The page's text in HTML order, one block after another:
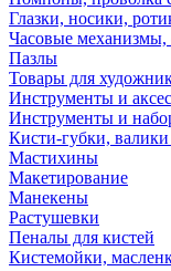
Глазки, носики,
Часовые механизмы,
Пазлы
Товары для
Инструменты и
Инструменты и
Кисти-губки,
Мастихины
Макетирование
Манекены
Растушевки
Пеналы для кистей
Кистемойки,